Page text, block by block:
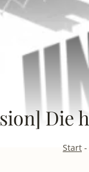
Die
Start -